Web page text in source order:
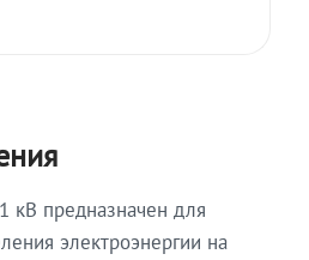
кВ предназначен для
электроэнергии на